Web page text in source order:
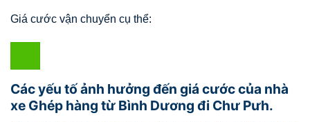
Giá cước vận chuyển cụ thể:
Các yếu tố ảnh hưởng đến giá cước của nhà
xe Ghép hàng từ Bình Dương đi Chư Pưh.